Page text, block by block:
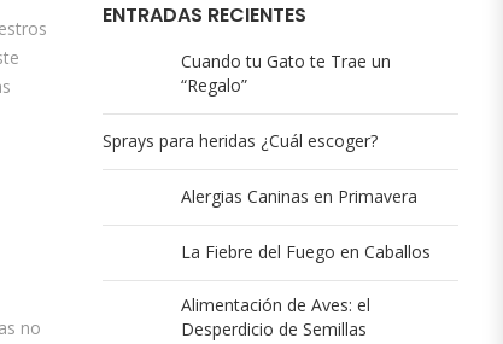
no
ENTRADAS RECIENTES
Cuando tu Gato te Trae un
“Regalo”
Sprays para heridas ¿Cuál escoger?
Alergias Caninas en Primavera
La Fiebre del Fuego en Caballos
Alimentación de Aves: el
Desperdicio de Semillas